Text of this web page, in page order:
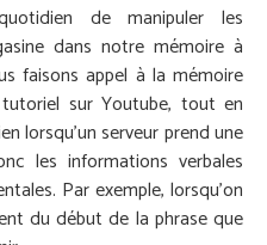
de manipuler les
dans notre mémoire à
faisons appel à la mémoire
sur Youtube, tout en
lorsqu’un serveur prend une
les informations verbales
Par exemple, lorsqu’on
du début de la phrase que